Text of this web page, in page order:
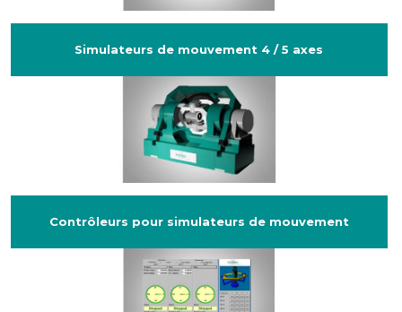
Simulateurs de mouvement 4 / 5 axes
Contrôleurs pour simulateurs de mouvement